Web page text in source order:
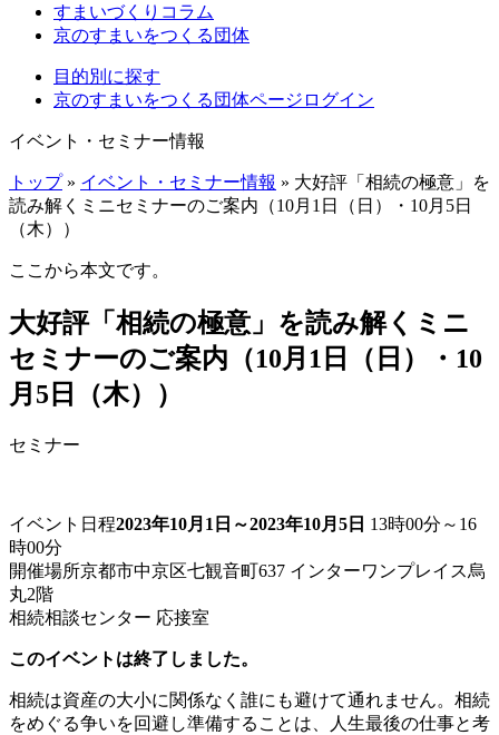
すまいづくりコラム
京のすまいをつくる団体
目的別に探す
京のすまいをつくる団体ページログイン
イベント・セミナー情報
トップ» イベント・セミナー情報 » 大好評「相続の極意」を
読み解くミニセミナーのご案内（10月1日（日）・10月5日
（木））
ここから本文です。
大好評「相続の極意」を読み解くミニ
セミナーのご案内（10月1日（日）・10
月5日（木））
セミナー
イベント日程2023年10月1日～2023年10月5日 13時00分～16
時00分
開催場所京都市中京区七観音町637 インターワンプレイス烏
丸2階
相続相談センター 応接室
このイベントは終了しました。
相続は資産の大小に関係なく誰にも避けて通れません。相続
をめぐる争いを回避し準備することは、人生最後の仕事と考